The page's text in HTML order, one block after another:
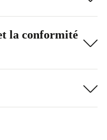
la conformité